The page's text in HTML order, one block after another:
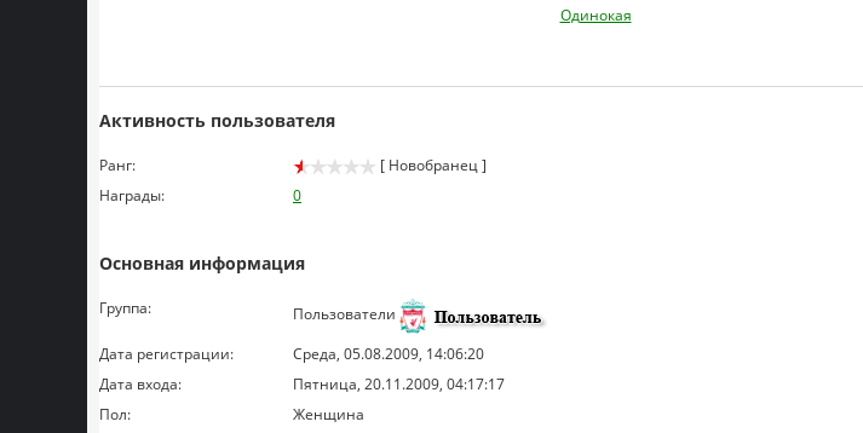
Одинокая
Активность пользователя
Ранг:
[ Новобранец ]
Награды:
0
Основная информация
Группа:
Пользователи
Дата регистрации:
Среда, 05.08.2009, 14:06:20
Дата входа:
Пятница, 20.11.2009, 04:17:17
Пол:
Женщина